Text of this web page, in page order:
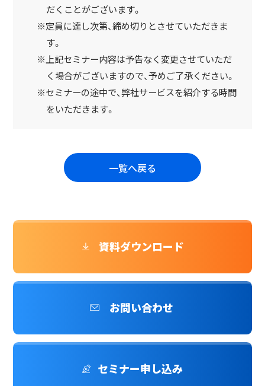
だくことがございます。
※定員に達し次第、締め切りとさせていただきま
す。
※上記セミナー内容は予告なく変更させていただ
く場合がございますので、予めご了承ください。
※セミナーの途中で、弊社サービスを紹介する時間
をいただきます。
一覧へ戻る
資料ダウンロード
お問い合わせ
セミナー申し込み